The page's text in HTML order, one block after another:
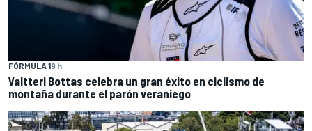
FÓRMULA 19 h
Valtteri Bottas celebra un gran éxito en ciclismo de
montaña durante el parón veraniego